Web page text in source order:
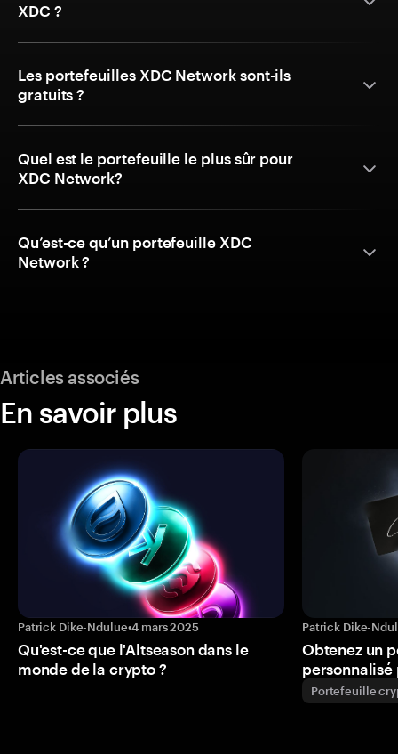
XDC ?
Les portefeuilles XDC Network sont-ils
gratuits ?
Quel est le portefeuille le plus sûr pour
XDC Network?
Qu’est-ce qu’un portefeuille XDC
Network ?
Articles associés
En savoir plus
Patrick Dike-Ndulue•4 mars 2025
Qu'est-ce que l'Altseason dans le
monde de la crypto ?
Patrick Dike-
Obtenez un
personnalisé
Portefeuille